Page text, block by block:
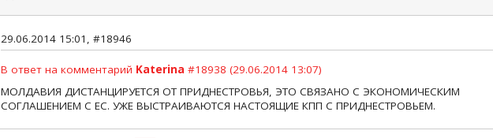
29.06.2014 15:01, #18946
В ответ на комментарий Katerina #18938 (29.06.2014 13:07)
МОЛДАВИЯ ДИСТАНЦИРУЕТСЯ ОТ ПРИДНЕСТРОВЬЯ, ЭТО СВЯЗАНО С ЭКОНОМИЧЕСКИМ
СОГЛАШЕНИЕМ С ЕС. УЖЕ ВЫСТРАИВАЮТСЯ НАСТОЯЩИЕ КПП С ПРИДНЕСТРОВЬЕМ.